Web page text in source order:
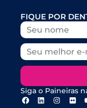
FIQUE POR
Siga o Paineiras